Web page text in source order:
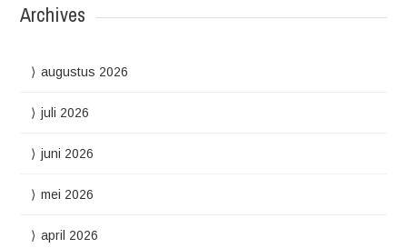
Archives
augustus 2026
juli 2026
juni 2026
mei 2026
april 2026